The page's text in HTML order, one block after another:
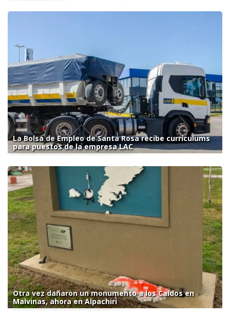
La Bolsa de Empleo de Santa Rosa recibe currículums
para puestos de la empresa LAC
Otra vez dañaron un monumento a los Caídos en
Malvinas, ahora en Alpachiri